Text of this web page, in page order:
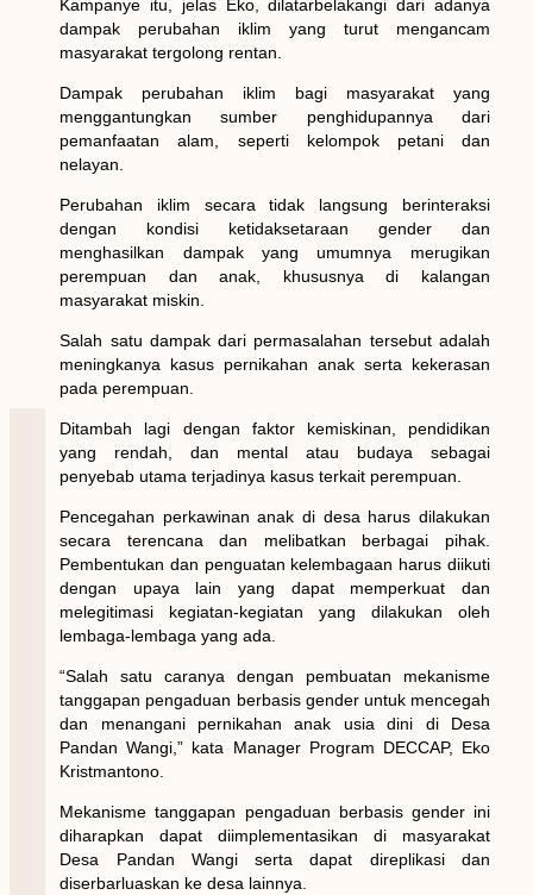
Kampanye itu, jelas Eko, dilatarbelakangi dari adanya
dampak perubahan iklim yang turut mengancam
masyarakat tergolong rentan.
Dampak perubahan iklim bagi masyarakat yang
menggantungkan sumber penghidupannya dari
pemanfaatan alam, seperti kelompok petani dan
nelayan.
Perubahan iklim secara tidak langsung berinteraksi
dengan kondisi ketidaksetaraan gender dan
menghasilkan dampak yang umumnya merugikan
perempuan dan anak, khususnya di kalangan
masyarakat miskin.
Salah satu dampak dari permasalahan tersebut adalah
meningkanya kasus pernikahan anak serta kekerasan
pada perempuan.
Ditambah lagi dengan faktor kemiskinan, pendidikan
yang rendah, dan mental atau budaya sebagai
penyebab utama terjadinya kasus terkait perempuan.
Pencegahan perkawinan anak di desa harus dilakukan
secara terencana dan melibatkan berbagai pihak.
Pembentukan dan penguatan kelembagaan harus diikuti
dengan upaya lain yang dapat memperkuat dan
melegitimasi kegiatan-kegiatan yang dilakukan oleh
lembaga-lembaga yang ada.
“Salah satu caranya dengan pembuatan mekanisme
tanggapan pengaduan berbasis gender untuk mencegah
dan menangani pernikahan anak usia dini di Desa
Pandan Wangi,” kata Manager Program DECCAP, Eko
Kristmantono.
Mekanisme tanggapan pengaduan berbasis gender ini
diharapkan dapat diimplementasikan di masyarakat
Desa Pandan Wangi serta dapat direplikasi dan
diserbarluaskan ke desa lainnya.